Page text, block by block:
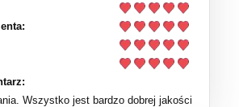
Wszystko jest bardzo dobrej jakości